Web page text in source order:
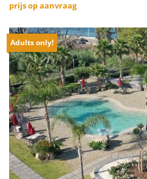
prijs op aanvraag
Adults only!